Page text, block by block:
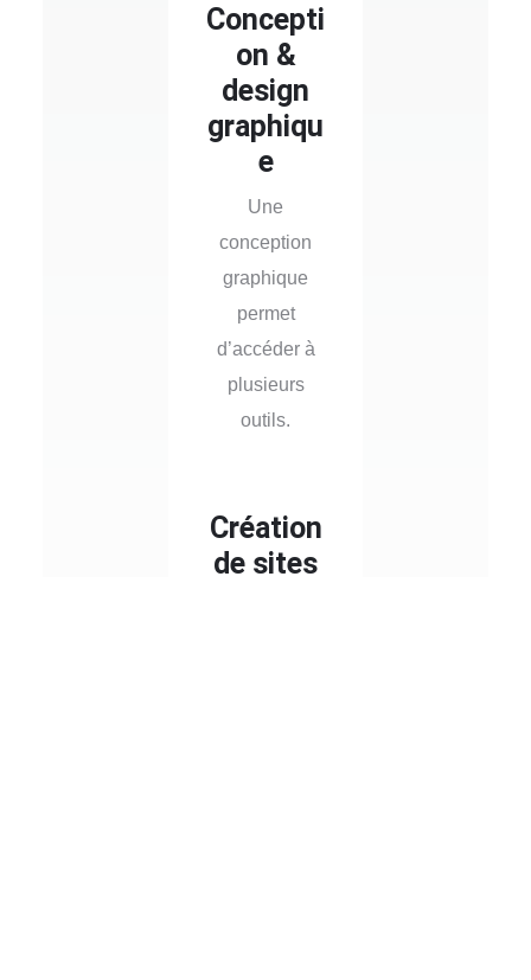
Concepti
on &
design
graphiqu
e
Une
conception
graphique
permet
d’accéder à
plusieurs
outils.
Création
de sites